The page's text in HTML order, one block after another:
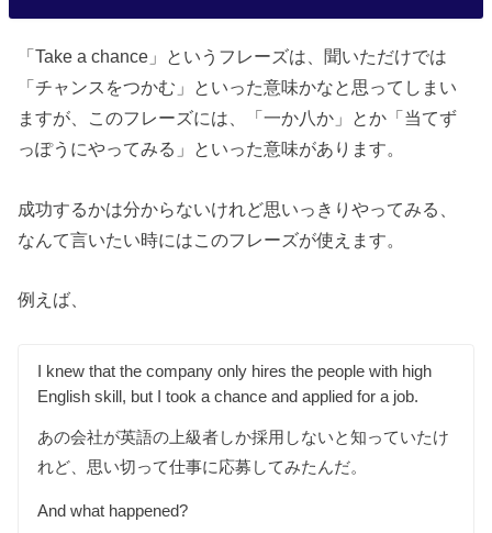
「Take a chance」というフレーズは、聞いただけでは
「チャンスをつかむ」といった意味かなと思ってしまい
ますが、このフレーズには、「一か八か」とか「当てず
っぽうにやってみる」といった意味があります。
成功するかは分からないけれど思いっきりやってみる、
なんて言いたい時にはこのフレーズが使えます。
例えば、
I knew that the company only hires the people with high
English skill, but I took a chance and applied for a job.
あの会社が英語の上級者しか採用しないと知っていたけ
れど、思い切って仕事に応募してみたんだ。
And what happened?